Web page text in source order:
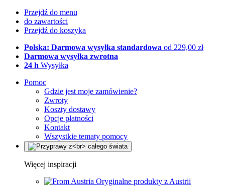
Przejdź do menu
do zawartości
Przejdź do koszyka
Polska: Darmowa wysyłka standardowa od 229,00 zł
Darmowa wysyłka zwrotna
24 h Wysyłka
Pomoc
Gdzie jest moje zamówienie?
Zwroty
Koszty dostawy
Opcje płatności
Kontakt
Wszystkie tematy pomocy
Więcej inspiracji
Oryginalne produkty z Austrii